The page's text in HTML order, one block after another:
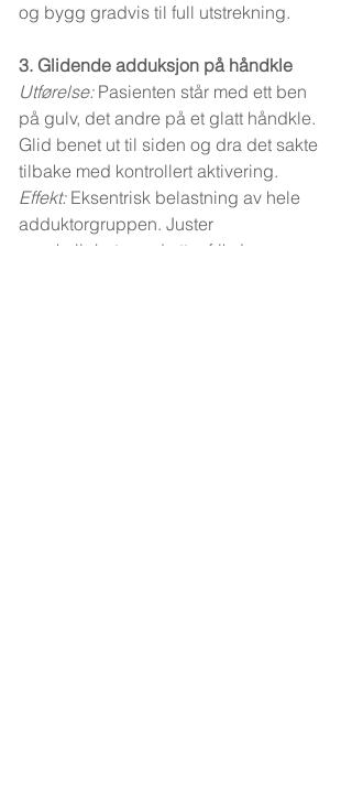
og bygg gradvis til full utstrekning.
3. Glidende adduksjon på håndkle
Utførelse: Pasienten står med ett ben
på gulv, det andre på et glatt håndkle.
Glid benet ut til siden og dra det sakte
tilbake med kontrollert aktivering.
Effekt: Eksentrisk belastning av hele
adduktorgruppen. Juster
vanskelighetsgrad etter friksjon og